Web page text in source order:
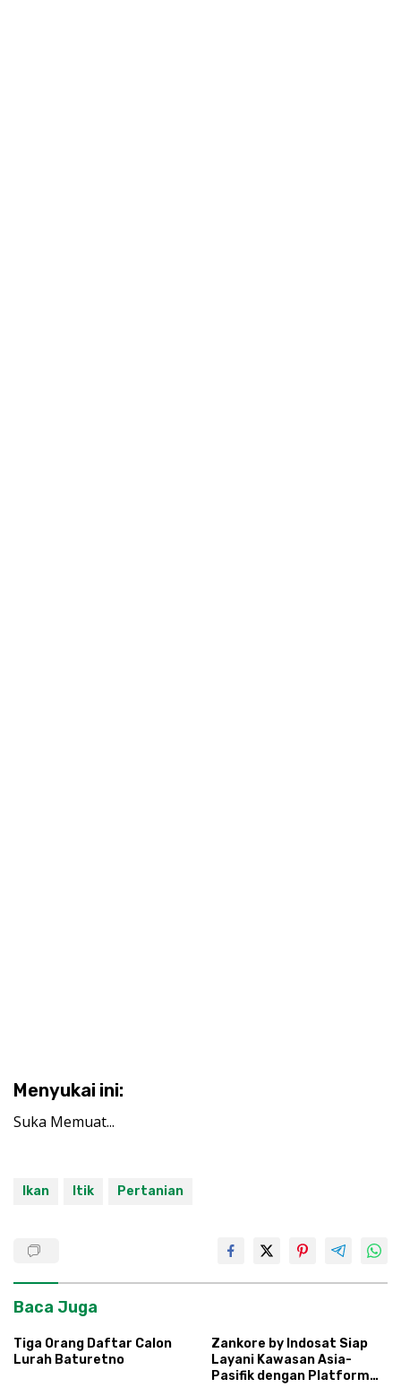
Menyukai ini:
Suka Memuat...
Ikan Itik Pertanian
Baca Juga
Tiga Orang Daftar Calon
Lurah Baturetno
Zankore by Indosat Siap
Layani Kawasan Asia-
Pasifik dengan Platform